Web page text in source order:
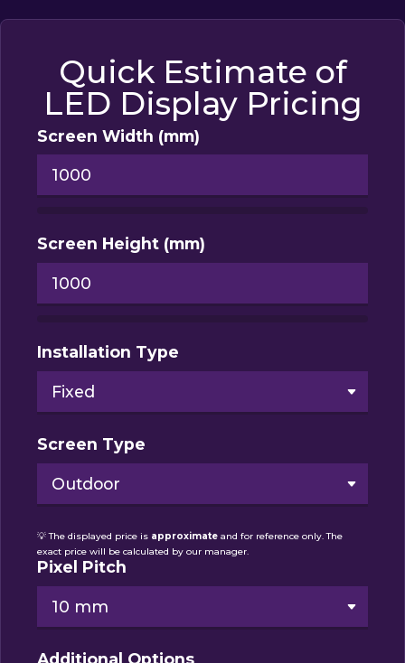
Quick Estimate of
LED Display Pricing
Screen Width (mm)
Screen Height (mm)
Installation Type
Screen Type
💡 The displayed price is approximate and for reference only. The
exact price will be calculated by our manager.
Pixel Pitch
Additional Options